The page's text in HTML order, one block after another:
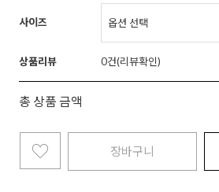
사이즈
상품리뷰 0
총 상품 금액
장바구니